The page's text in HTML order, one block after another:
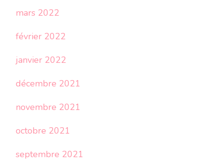
mars 2022
février 2022
janvier 2022
décembre 2021
novembre 2021
octobre 2021
septembre 2021